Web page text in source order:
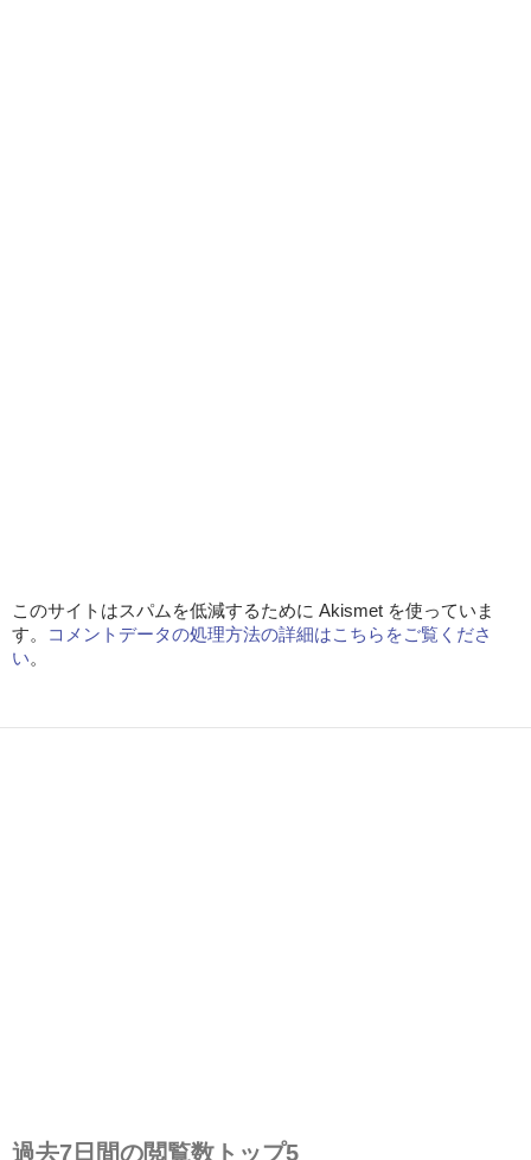
このサイトはスパムを低減するために Akismet を使っていま
す。
コメントデータの処理方法の詳細はこちらをご覧くださ
い。
過去7日間の閲覧数トップ5